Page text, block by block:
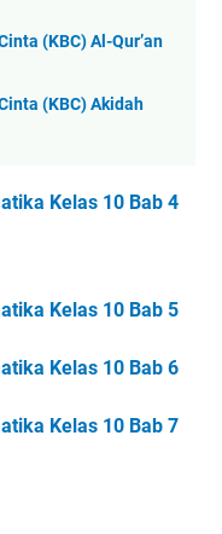
(KBC) Al-Qur’an
(KBC) Akidah
Kelas 10 Bab 4
Kelas 10 Bab 5
Kelas 10 Bab 6
Kelas 10 Bab 7